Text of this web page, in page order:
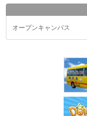
オープンキャンパス